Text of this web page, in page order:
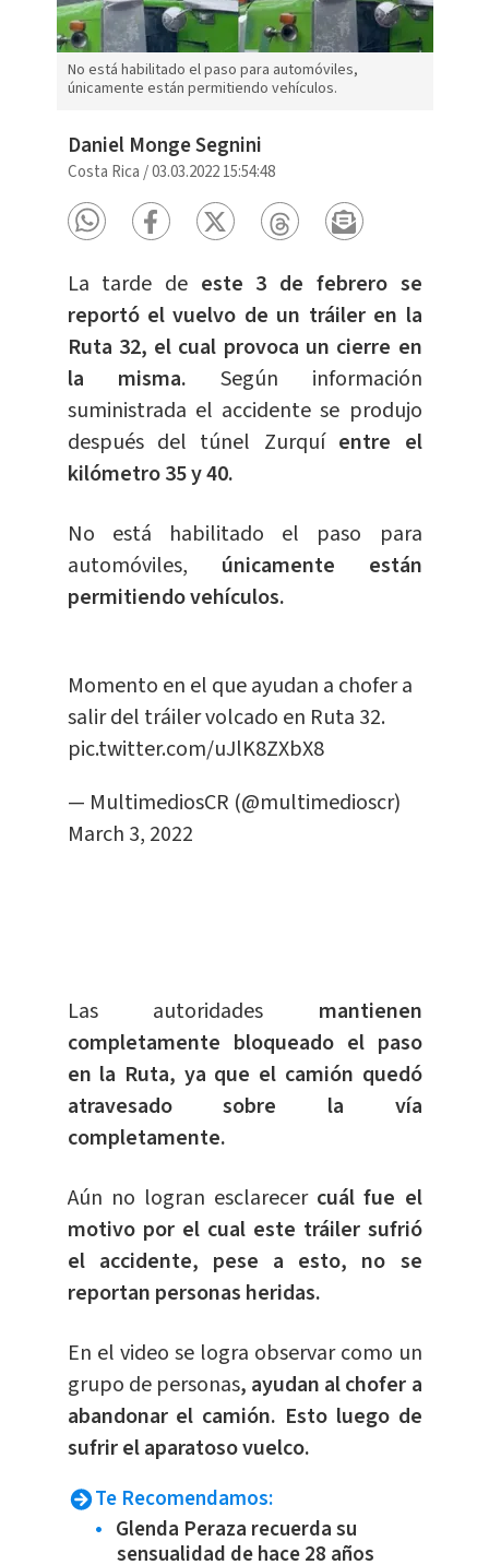
No está habilitado el paso para automóviles,
únicamente están permitiendo vehículos.
Daniel Monge Segnini
Costa Rica /03.03.2022 15:54:48
La tarde deeste 3 de febrero se
reportó el vuelvo de un tráiler en la
Ruta 32, el cual provoca un cierre en
la misma. Según información
suministrada el accidente se produjo
después del túnel Zurquí entre el
kilómetro 35 y 40.
No está habilitado el paso para
automóviles, únicamente están
permitiendo vehículos.
Momento en el que ayudan a chofer a
salir del tráiler volcado en Ruta 32.
pic.twitter.com/uJlK8ZXbX8
— MultimediosCR (@multimedioscr)
March 3, 2022
Las autoridades mantienen
completamente bloqueado el paso
en la Ruta, ya que el camión quedó
atravesado sobre la vía
completamente.
Aún no logran esclarecer cuál fue el
motivo por el cual este tráiler sufrió
el accidente, pese a esto, no se
reportan personas heridas.
En el video se logra observar como un
grupo de personas, ayudan al chofer a
abandonar el camión. Esto luego de
sufrir el aparatoso vuelco.
Te Recomendamos:
Glenda Peraza recuerda su
sensualidad de hace 28 años